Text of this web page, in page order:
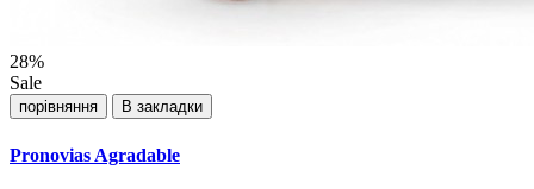
28%
Sale
порівняння В закладки
Pronovias Agradable